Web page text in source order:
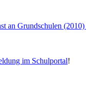
an Grundschulen (2010)
im Schulportal!